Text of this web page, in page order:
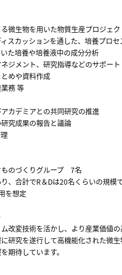
微生物を用いた物質生産プロジェ
スカッションを通した、培養プロ
た培養や培養液中の成分分析
ジメント、研究指導などのサポート
めや資料作成
務 等
カデミアとの共同研究の推進
究成果の報告と議論
ものづくりグループ 7名
、合計でR＆Dは20名くらいの規模で
を想定
改変技術を活かし、より産業価値
研究を遂行して高機能化された微
期待しています。